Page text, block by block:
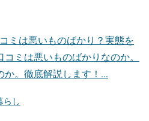
ミは悪いものばかり？実態を
コミは悪いものばかりなのか。
か。徹底解説します！...
らし